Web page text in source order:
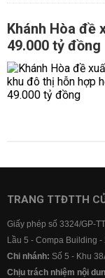
Khánh Hòa đề
49.000 tỷ đồng
TRANG TTĐTTH
Giấy phép số 3324/GP-
Lầu 5 - Compa Building
Chi nhánh: Số 5 - Khu
Chịu trách nhiệm nội